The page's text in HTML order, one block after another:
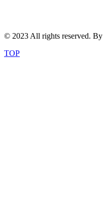
© 2023 All rights reserved. By
TOP